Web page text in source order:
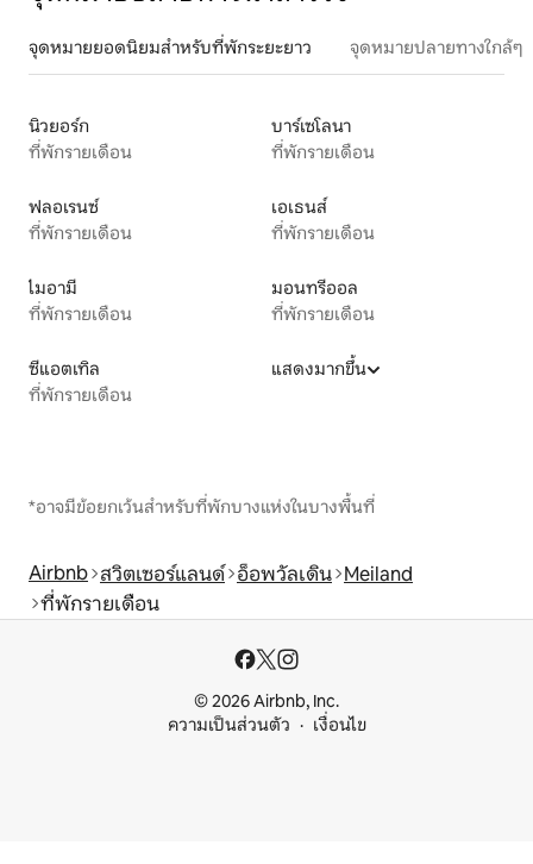
จุดหมายยอดนิยมสำหรับที่พักระยะยาว จุดหมายปลายทางใกล้ๆ
นิวยอร์ก
ที่พักรายเดือน
บาร์เซโลนา
ที่พักรายเดือน
ฟลอเรนซ์
ที่พักรายเดือน
เอเธนส์
ที่พักรายเดือน
ไมอามี
ที่พักรายเดือน
มอนทรีออล
ที่พักรายเดือน
ซีแอตเทิล
ที่พักรายเดือน
แสดงมากขึ้น
*อาจมีข้อยกเว้นสำหรับที่พักบางแห่งในบางพื้นที่
Airbnb สวิตเซอร์แลนด์ อ็อพวัลเดิน Meiland
ที่พักรายเดือน
© 2026 Airbnb, Inc.
ความเป็นส่วนตัว
เงื่อนไข